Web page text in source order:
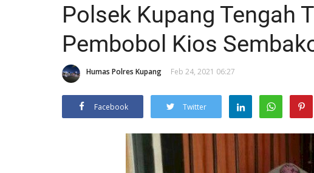
Polsek Kupang Tengah
Pembobol Kios
Humas Polres Kupang Feb 24, 2021 06:27
Facebook Twitter